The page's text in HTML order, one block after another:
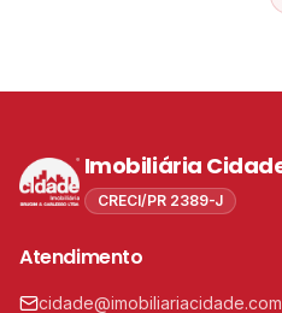
Imobiliária
CRECI/PR 2389-J
Atendimento